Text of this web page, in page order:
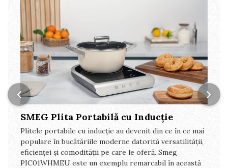
SMEG Plita Portabilă cu Inducție
Plitele portabile cu inducție au devenit din ce în ce mai
populare în bucătăriile moderne datorită versatilității,
eficienței și comodității pe care le oferă. Smeg
PIC01WHMEU este un exemplu remarcabil în această